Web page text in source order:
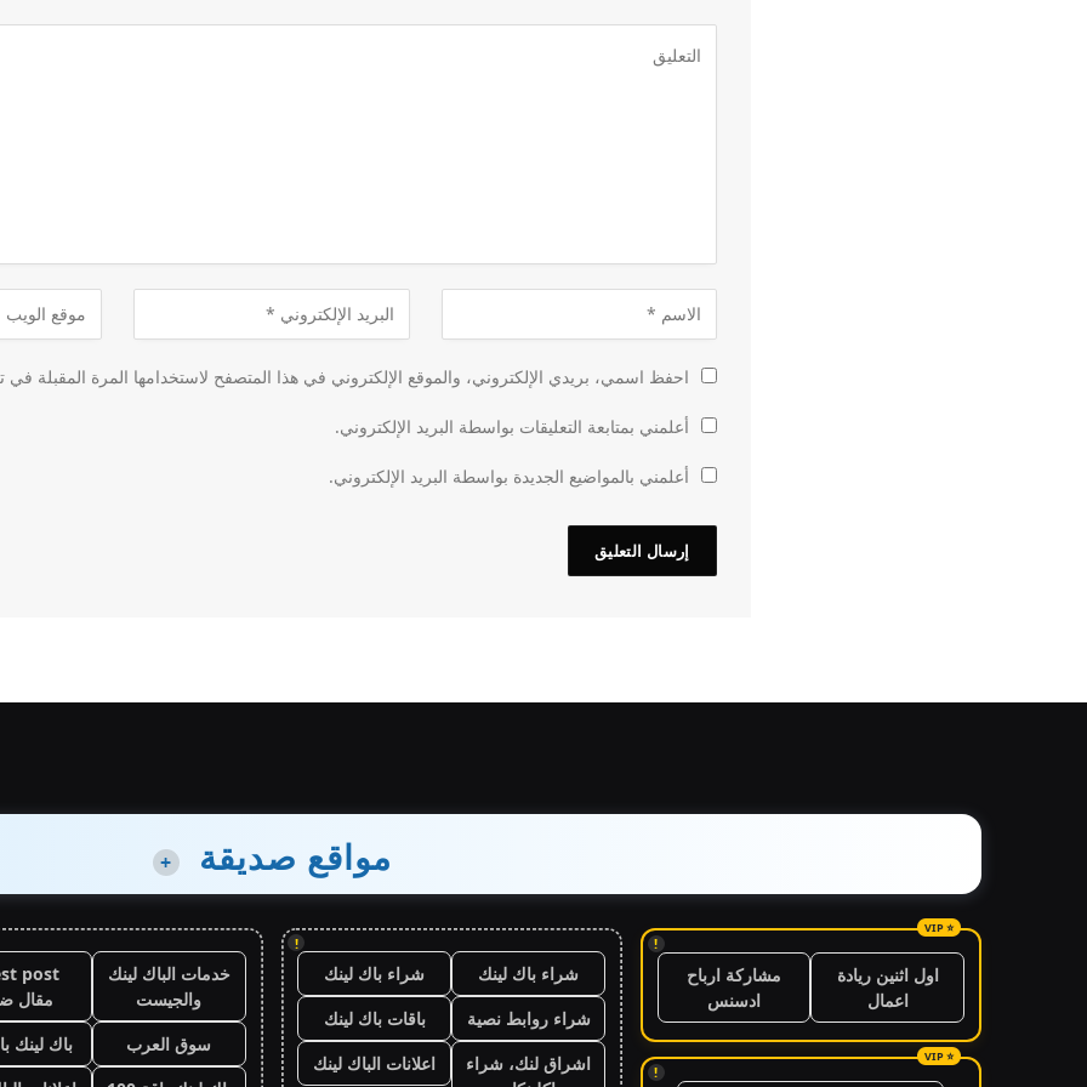
احفظ اسمي، بريدي الإلكتروني، والموقع الإلكتروني في هذا المتصفح لاستخدامها المرة المقبلة في
أعلمني بمتابعة التعليقات بواسطة البريد الإلكتروني.
أعلمني بالمواضيع الجديدة بواسطة البريد الإلكتروني.
مواقع صديقة +
!
اول اثنين ريادة
اعمال
مشاركة ارباح
ادسنس
!
!
شراء باك لينك
شراء باك لينك
شراء روابط نصية
باقات باك لينك
اشراق لنك، شراء
اعلانات الباك لينك
خدمات الباك لينك
والجيست
post
مقال
سوق العرب
باك لينك